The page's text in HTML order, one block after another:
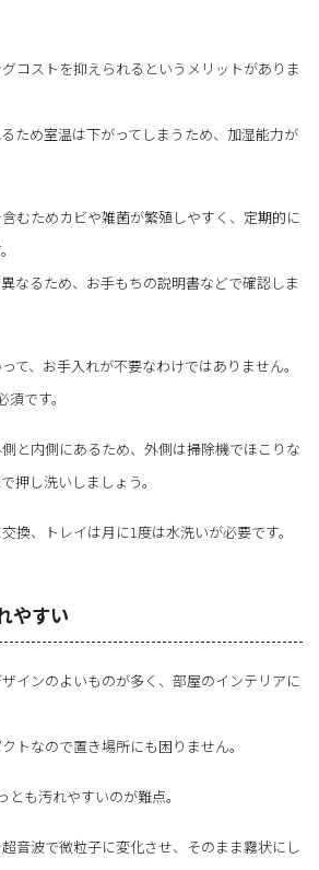
コストを抑えられるというメリットがありま
ため室温は下がってしまうため、加湿能力が
むためカビや雑菌が繁殖しやすく、定期的に
なるため、お手もちの説明書などで確認しま
て、お手入れが不要なわけではありません。
です。
と内側にあるため、外側は掃除機でほこりな
押し洗いしましょう。
換、トレイは月に1度は水洗いが必要です。
やすい
インのよいものが多く、部屋のインテリアに
トなので置き場所にも困りません。
も汚れやすいのが難点。
音波で微粒子に変化させ、そのまま霧状にし